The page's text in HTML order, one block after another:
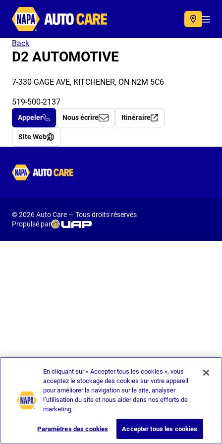
Autocare
Back
D2 AUTOMOTIVE
7-330 GAGE AVE, KITCHENER, ON N2M 5C6
519-500-2137
Appeler Nous écrire Itinéraire
Site Web
Autocare
© 2026 Auto Care — Tous droits réservés
Propulsé par
En cliquant sur « Accepter tous les cookies », vous
acceptez le stockage des cookies sur votre appareil
pour améliorer la navigation sur le site, analyser
l’utilisation du site et nous aider dans nos efforts de
marketing.
Paramètres des cookies Accepter tous les cookies